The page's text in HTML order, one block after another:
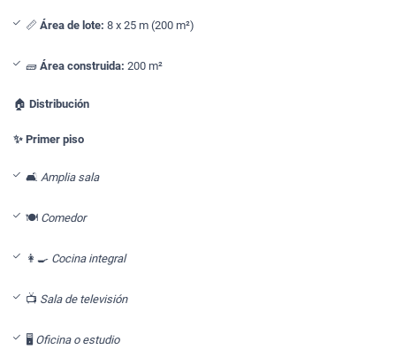
📏 Área de lote: 8 x 25 m (200 m²)
🧱 Área construida: 200 m²
🏠 Distribución
✨ Primer piso
🛋️ Amplia sala
🍽️ Comedor
👩‍🍳 Cocina integral
📺 Sala de televisión
🖥️ Oficina o estudio